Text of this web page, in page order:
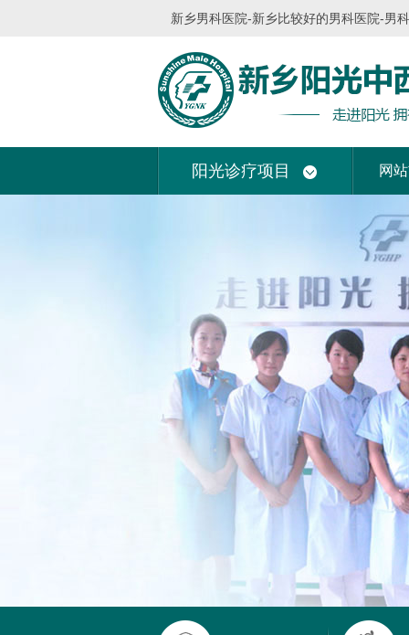
新乡男科医院-新乡比较好的男科医院-男
阳光诊疗项目 网